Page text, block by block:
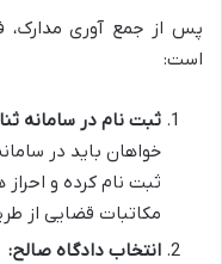
پس از جمع آوری مدارک،
است:
ثبت نام در سامانه
خواهان باید در
ثبت نام کرده و
مکاتبات قضایی از
انتخاب دادگاه صالح: